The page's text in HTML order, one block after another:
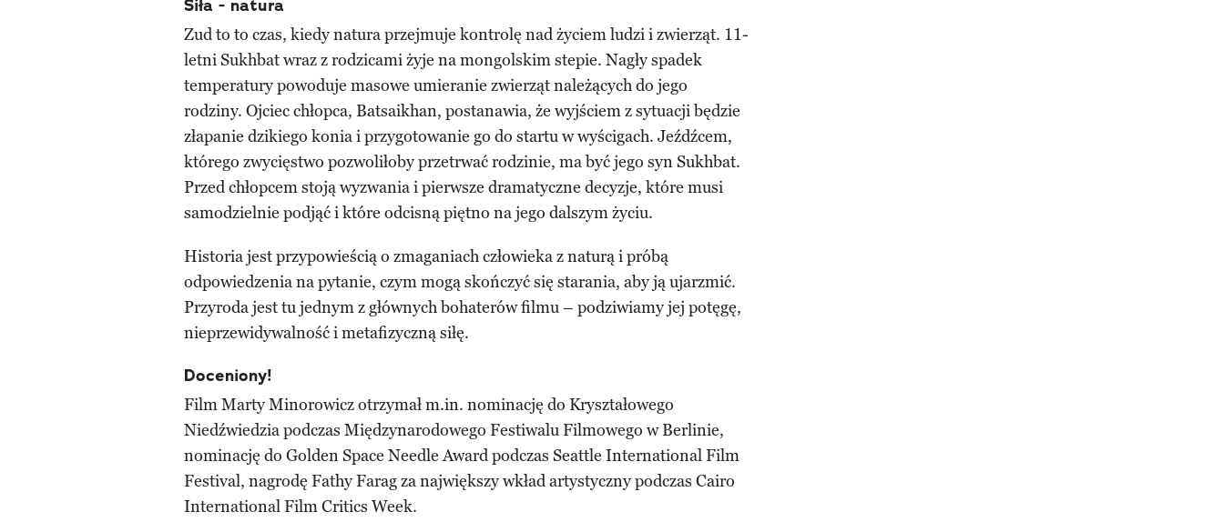
Siła - natura
Zud to to czas, kiedy natura przejmuje kontrolę nad życiem ludzi i zwierząt. 11-
letni Sukhbat wraz z rodzicami żyje na mongolskim stepie. Nagły spadek
temperatury powoduje masowe umieranie zwierząt należących do jego
rodziny. Ojciec chłopca, Batsaikhan, postanawia, że wyjściem z sytuacji będzie
złapanie dzikiego konia i przygotowanie go do startu w wyścigach. Jeźdźcem,
którego zwycięstwo pozwoliłoby przetrwać rodzinie, ma być jego syn Sukhbat.
Przed chłopcem stoją wyzwania i pierwsze dramatyczne decyzje, które musi
samodzielnie podjąć i które odcisną piętno na jego dalszym życiu.
Historia jest przypowieścią o zmaganiach człowieka z naturą i próbą
odpowiedzenia na pytanie, czym mogą skończyć się starania, aby ją ujarzmić.
Przyroda jest tu jednym z głównych bohaterów filmu – podziwiamy jej potęgę,
nieprzewidywalność i metafizyczną siłę.
Doceniony!
Film Marty Minorowicz otrzymał m.in. nominację do Kryształowego
Niedźwiedzia podczas Międzynarodowego Festiwalu Filmowego w Berlinie,
nominację do Golden Space Needle Award podczas Seattle International Film
Festival, nagrodę Fathy Farag za największy wkład artystyczny podczas Cairo
International Film Critics Week.